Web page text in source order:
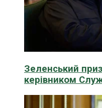
Зеленський
керівником